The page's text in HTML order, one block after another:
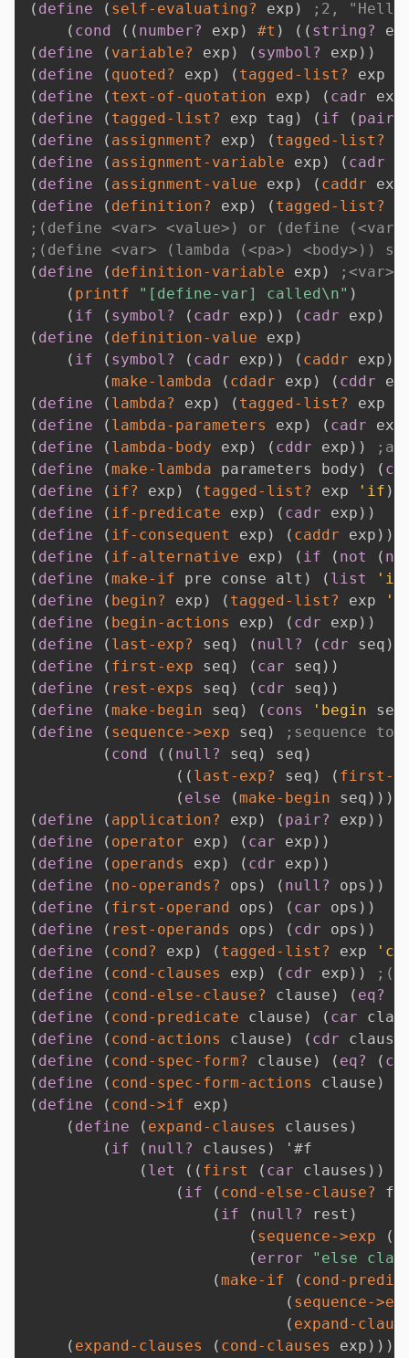
( define ( self-evaluating? exp )
;2, "Hello
( cond ( ( number? exp ) #t ) ( ( string?
( define ( variable? exp ) ( symbol? exp ) )
( define ( quoted? exp ) ( tagged-list? exp
( define ( text-of-quotation exp ) ( cadr exp
( define ( tagged-list? exp tag ) ( if ( pair?
( define ( assignment? exp ) ( tagged-list?
( define ( assignment-variable exp ) ( cadr
( define ( assignment-value exp ) ( caddr exp
( define ( definition? exp ) ( tagged-list?
;(define <var> <value>) or (define (<var>
;(define <var> (lambda (<pa>) <body>))
( define ( definition-variable exp )
;<var>
( printf "[define-var] called\n" )
( if ( symbol? ( cadr exp ) ) ( cadr exp )
( define ( definition-value exp )
( if ( symbol? ( cadr exp ) ) ( caddr exp )
(make-lambda ( cdadr exp ) ( cddr
( define ( lambda? exp ) ( tagged-list? exp
( define ( lambda-parameters exp ) ( cadr exp
( define ( lambda-body exp ) ( cddr exp ) )
;a
( define (make-lambda parameters body ) (
( define ( if? exp ) ( tagged-list? exp 'if )
( define ( if-predicate exp ) ( cadr exp ) )
( define ( if-consequent exp ) ( caddr exp ) )
( define ( if-alternative exp ) ( if ( not (
( define (make-if pre conse alt ) ( list 'if
( define ( begin? exp ) ( tagged-list? exp
( define ( begin-actions exp ) ( cdr exp ) )
( define ( last-exp? seq ) ( null? ( cdr seq )
( define ( first-exp seq ) ( car seq ) )
( define ( rest-exps seq ) ( cdr seq ) )
( define (make-begin seq ) ( cons 'begin seq
( define ( sequence->exp seq )
;sequence to
( cond ( ( null? seq ) seq )
( ( last-exp? seq ) ( first-
( else (make-begin seq ) ) )
( define ( application? exp ) ( pair? exp ) )
( define ( operator exp ) ( car exp ) )
( define ( operands exp ) ( cdr exp ) )
( define ( no-operands? ops ) ( null? ops ) )
( define ( first-operand ops ) ( car ops ) )
( define ( rest-operands ops ) ( cdr ops ) )
( define ( cond? exp ) ( tagged-list? exp
( define ( cond-clauses exp ) ( cdr exp ) )
( define ( cond-else-clause? clause ) ( eq?
( define ( cond-predicate clause ) ( car
( define ( cond-actions clause ) ( cdr clause
( define ( cond-spec-form? clause ) ( eq? (
( define ( cond-spec-form-actions clause )
( define ( cond->if exp )
( define ( expand-clauses clauses )
( if ( null? clauses ) ' #f
( let ( ( first ( car clauses ) )
( if ( cond-else-clause?
( if ( null? rest )
( sequence->exp (
( error
"else
(make-if ( cond-
( sequence-
( expand-
( expand-clauses ( cond-clauses exp ) ) )